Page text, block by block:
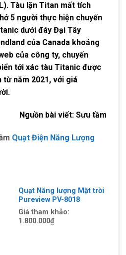
Tàu lặn Titan mất tích
5 người thực hiện chuyến
dưới đáy Đại Tây
của Canada khoảng
của công ty, chuyến
tới xác tàu Titanic được
từ năm 2021, với giá
Nguồn bài viết: Sưu tầm
Quạt Điện Năng Lượng
Quạt Năng lượng Mặt trời
Pureview PV-8018
Giá tham khảo:
1.800.000₫